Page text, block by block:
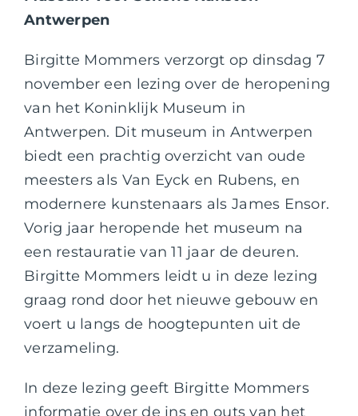
Antwerpen
Birgitte Mommers verzorgt op dinsdag 7
november een lezing over de heropening
van het Koninklijk Museum in
Antwerpen. Dit museum in Antwerpen
biedt een prachtig overzicht van oude
meesters als Van Eyck en Rubens, en
modernere kunstenaars als James Ensor.
Vorig jaar heropende het museum na
een restauratie van 11 jaar de deuren.
Birgitte Mommers leidt u in deze lezing
graag rond door het nieuwe gebouw en
voert u langs de hoogtepunten uit de
verzameling.
In deze lezing geeft Birgitte Mommers
informatie over de ins en outs van het